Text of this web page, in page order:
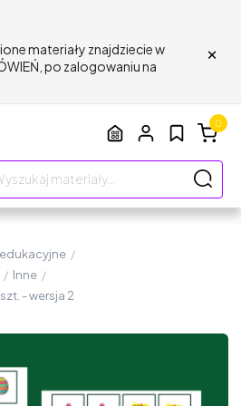
materiały znajdziecie w
po zalogowaniu na
×
0
edukacyjne /
/ Inne /
- wersja 2